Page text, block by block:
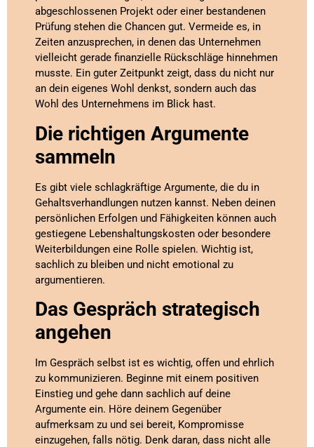
abgeschlossenen Projekt oder einer bestandenen
Prüfung stehen die Chancen gut. Vermeide es, in
Zeiten anzusprechen, in denen das Unternehmen
vielleicht gerade finanzielle Rückschläge hinnehmen
musste. Ein guter Zeitpunkt zeigt, dass du nicht nur
an dein eigenes Wohl denkst, sondern auch das
Wohl des Unternehmens im Blick hast.
Die richtigen Argumente
sammeln
Es gibt viele schlagkräftige Argumente, die du in
Gehaltsverhandlungen nutzen kannst. Neben deinen
persönlichen Erfolgen und Fähigkeiten können auch
gestiegene Lebenshaltungskosten oder besondere
Weiterbildungen eine Rolle spielen. Wichtig ist,
sachlich zu bleiben und nicht emotional zu
argumentieren.
Das Gespräch strategisch
angehen
Im Gespräch selbst ist es wichtig, offen und ehrlich
zu kommunizieren. Beginne mit einem positiven
Einstieg und gehe dann sachlich auf deine
Argumente ein. Höre deinem Gegenüber
aufmerksam zu und sei bereit, Kompromisse
einzugehen, falls nötig. Denk daran, dass nicht alle